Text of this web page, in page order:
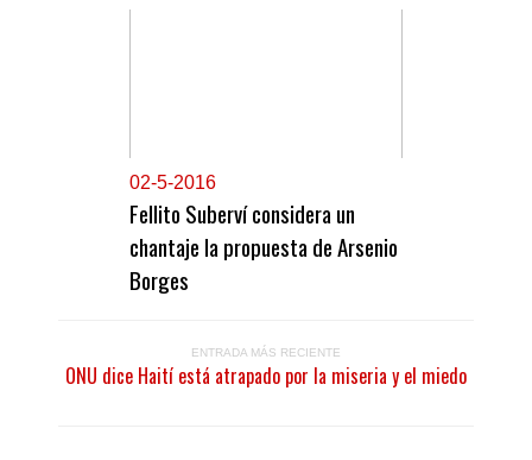
02-5-2016
Fellito Suberví considera un
chantaje la propuesta de Arsenio
Borges
ENTRADA MÁS RECIENTE
ONU dice Haití está atrapado por la miseria y el miedo